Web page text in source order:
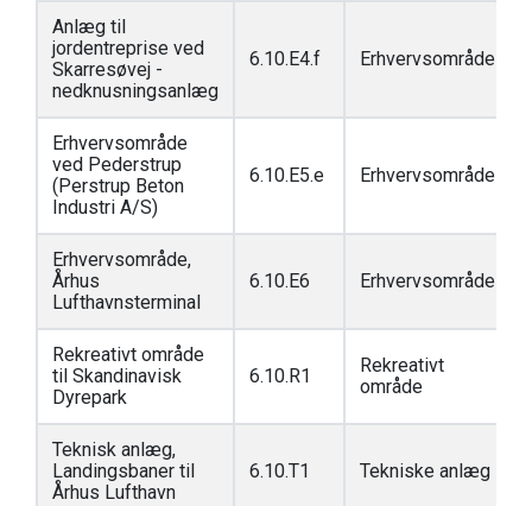
Anlæg til
jordentreprise ved
Skarresøvej -
nedknusningsanlæg
6.10.E4.f Erhvervsområde
Erhvervsområde
ved Pederstrup
(Perstrup Beton
Industri A/S)
6.10.E5.e Erhvervsområde
Erhvervsområde,
Århus
Lufthavnsterminal
6.10.E6 Erhvervsområde
Rekreativt område
til Skandinavisk
Dyrepark
6.10.R1
Rekreativt
område
Teknisk anlæg,
Landingsbaner til
Århus Lufthavn
6.10.T1 Tekniske anlæg